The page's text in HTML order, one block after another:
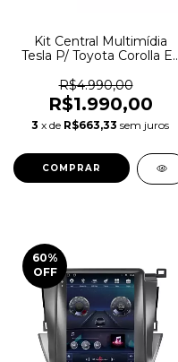
Kit Central Multimídia
Tesla P/ Toyota Corolla Ex
R$4.990,00
R$1.990,00
3 x de R$663,33 sem juros
60%
OFF